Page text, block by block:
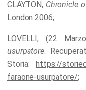
CLAYTON, Chronicle
London 2006;
LOVELLI, (22
usurpatore .
Storia: https://
faraone-usurpatore/;